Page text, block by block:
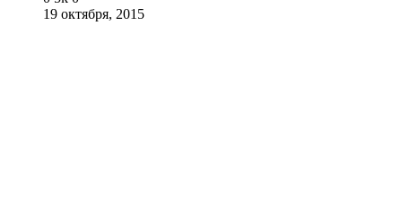
19 октября, 2015